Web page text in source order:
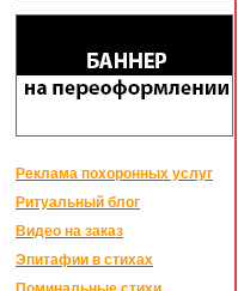
Реклама похоронных услуг
Ритуальный блог
Видео на заказ
Эпитафии в стихах